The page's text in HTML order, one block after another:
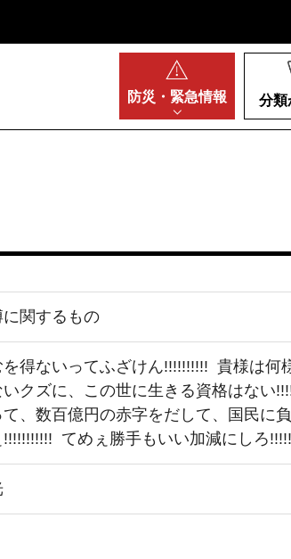
防災・ 緊急情報 分類
関するもの
得ないってふざけん!!!!!!!!!! 貴様は
クズに、この世に生きる資格はな
、数百億円の赤字をだして、国民
てめぇ勝手もいい加減にしろ